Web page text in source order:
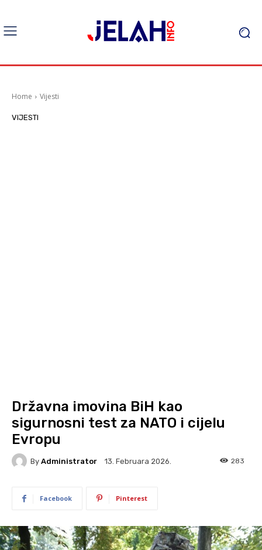
Home Vijesti
VIJESTI
Državna imovina BiH kao
sigurnosni test za NATO i cijelu
Evropu
By Administrator 13. Februara 2026. 283
Facebook Pinterest